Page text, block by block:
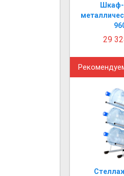
Шкаф-
29